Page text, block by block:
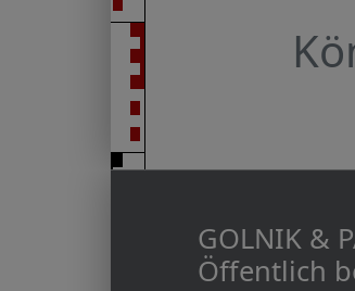
GOLNIK &
Öffentlich